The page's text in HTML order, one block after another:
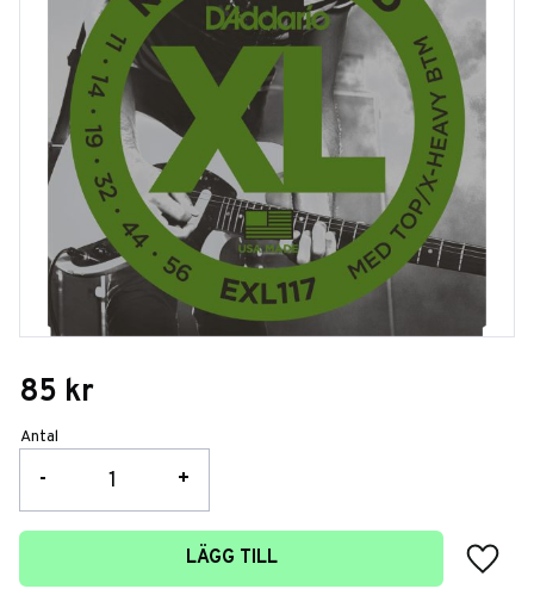
85 kr
Antal
+
-
LÄGG TILL
Lägg